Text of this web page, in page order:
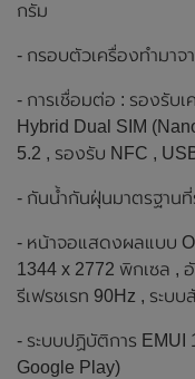
กรัม
- กรอบตัวเครื่องทำมาจ
- การเชื่อมต่อ : รองรับเ
Hybrid Dual SIM
5.2 , รองรับ NFC ,
- กันน้ำกันฝุ่นมาตรฐานที่
- หน้าจอแสดงผลแบบ
1344 x 2772 พิกเซล ,
รีเฟรชเรท 90Hz , ระบ
- ระบบปฏิบัติการ EMUI
Google Play)